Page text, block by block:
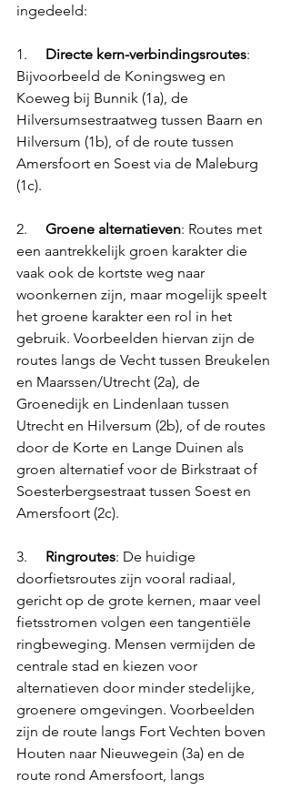
ingedeeld:
1. Directe kern-verbindingsroutes:
Bijvoorbeeld de Koningsweg en
Koeweg bij Bunnik (1a), de
Hilversumsestraatweg tussen Baarn en
Hilversum (1b), of de route tussen
Amersfoort en Soest via de Maleburg
(1c).
2. Groene alternatieven: Routes met
een aantrekkelijk groen karakter die
vaak ook de kortste weg naar
woonkernen zijn, maar mogelijk speelt
het groene karakter een rol in het
gebruik. Voorbeelden hiervan zijn de
routes langs de Vecht tussen Breukelen
en Maarssen/Utrecht (2a), de
Groenedijk en Lindenlaan tussen
Utrecht en Hilversum (2b), of de routes
door de Korte en Lange Duinen als
groen alternatief voor de Birkstraat of
Soesterbergsestraat tussen Soest en
Amersfoort (2c).
3. Ringroutes: De huidige
doorfietsroutes zijn vooral radiaal,
gericht op de grote kernen, maar veel
fietsstromen volgen een tangentiële
ringbeweging. Mensen vermijden de
centrale stad en kiezen voor
alternatieven door minder stedelijke,
groenere omgevingen. Voorbeelden
zijn de route langs Fort Vechten boven
Houten naar Nieuwegein (3a) en de
route rond Amersfoort, langs